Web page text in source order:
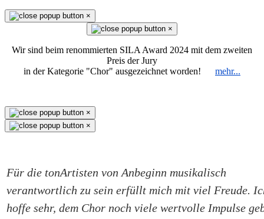
×
×
Wir sind beim renommierten SILA Award 2024 mit dem zweiten
Preis der Jury
in der Kategorie "Chor" ausgezeichnet worden! mehr...
×
×
Für die tonArtisten von Anbeginn musikalisch
verantwortlich zu sein erfüllt mich mit viel Freude.
hoffe sehr, dem Chor noch viele wertvolle Impulse